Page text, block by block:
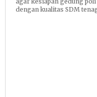
dengan kualitas SDM